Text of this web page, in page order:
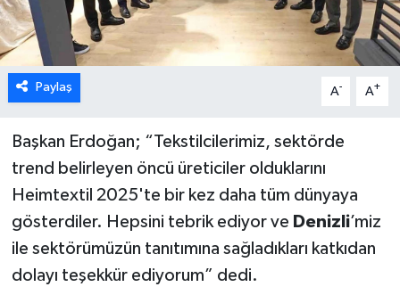
Paylaş A- A+
Başkan Erdoğan; “Tekstilcilerimiz, sektörde
trend belirleyen öncü üreticiler olduklarını
Heimtextil 2025'te bir kez daha tüm dünyaya
gösterdiler. Hepsini tebrik ediyor ve Denizli’miz
ile sektörümüzün tanıtımına sağladıkları katkıdan
dolayı teşekkür ediyorum” dedi.